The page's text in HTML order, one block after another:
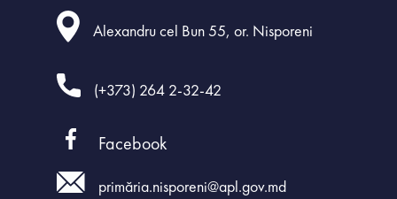
Alexandru cel Bun 55, or. Nisporeni
(+373) 264 2-32-42
Facebook
primăria.nisporeni@apl.gov.md